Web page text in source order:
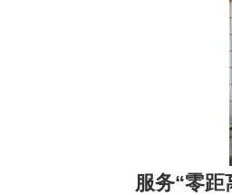
服务“零距